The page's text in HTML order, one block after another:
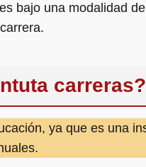
bajo una modalidad
carreras?
ya que es una